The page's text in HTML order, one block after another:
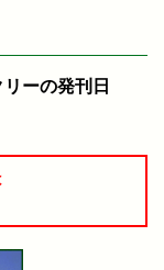
ーの発刊日